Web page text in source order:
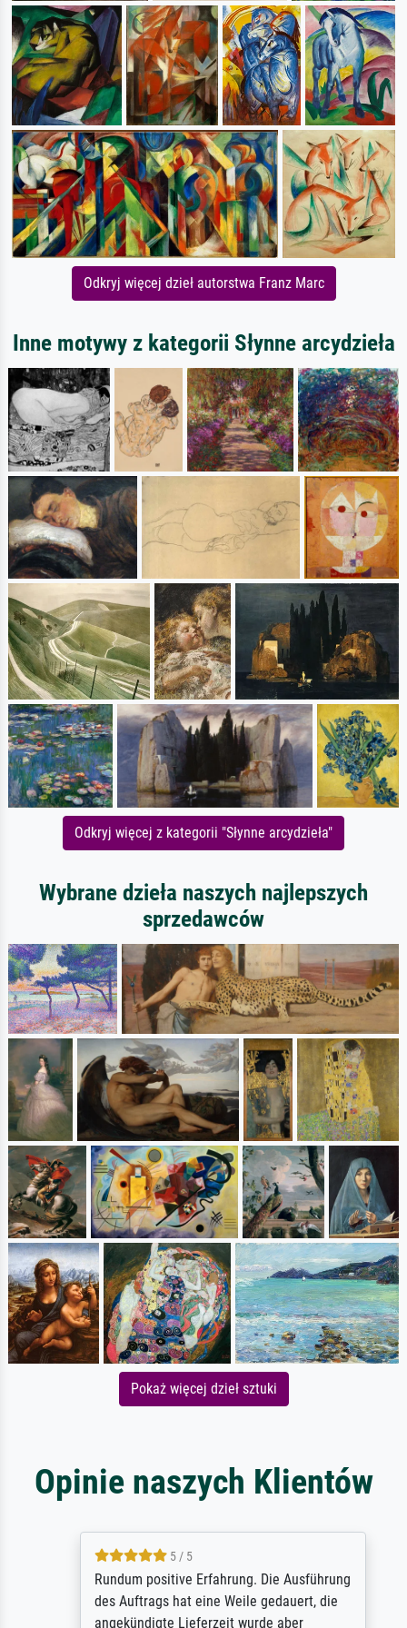
Odkryj więcej dzieł autorstwa Franz Marc
Inne motywy z kategorii Słynne arcydzieła
Odkryj więcej z kategorii "Słynne arcydzieła"
Wybrane dzieła naszych najlepszych
sprzedawców
Pokaż więcej dzieł sztuki
Opinie naszych Klientów
5 / 5
Rundum positive Erfahrung. Die Ausführung
des Auftrags hat eine Weile gedauert, die
angekündigte Lieferzeit wurde aber